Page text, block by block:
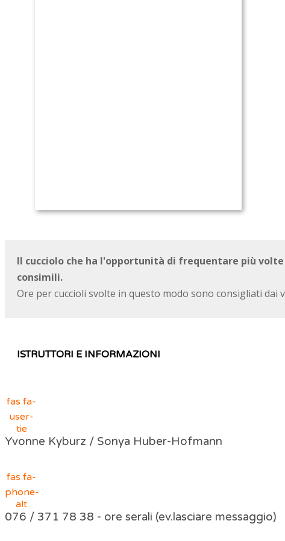
Il cucciolo che ha l'opportunità di frequentare più
consimili.
Ore per cuccioli svolte in questo modo sono consigliati dai
ISTRUTTORI E INFORMAZIONI
fas fa-
user-
tie
Yvonne Kyburz / Sonya Huber-Hofmann
fas fa-
phone-
alt
076 / 371 78 38 - ore serali (ev.lasciare messaggio)